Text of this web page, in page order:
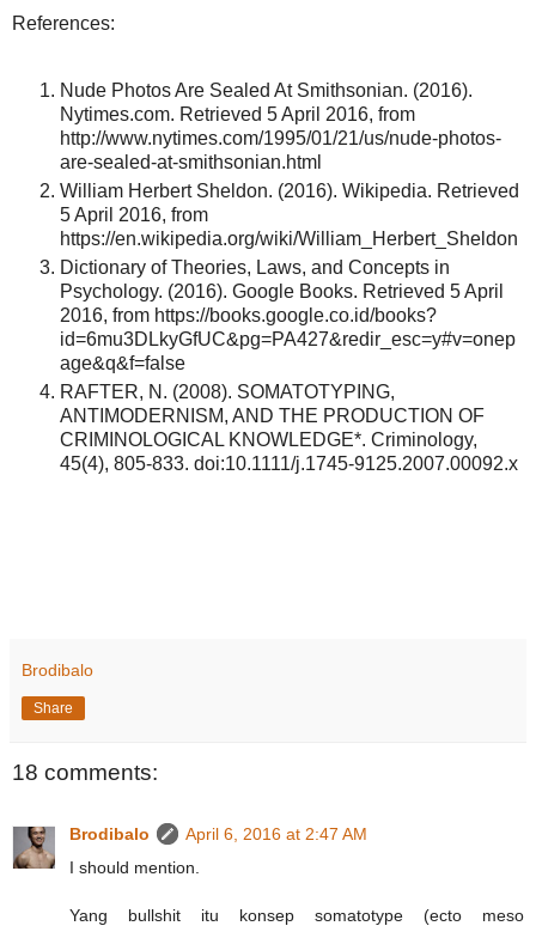
References:
Nude Photos Are Sealed At Smithsonian. (2016).
Nytimes.com. Retrieved 5 April 2016, from
http://www.nytimes.com/1995/01/21/us/nude-photos-
are-sealed-at-smithsonian.html
William Herbert Sheldon. (2016). Wikipedia. Retrieved
5 April 2016, from
https://en.wikipedia.org/wiki/William_Herbert_Sheldon
Dictionary of Theories, Laws, and Concepts in
Psychology. (2016). Google Books. Retrieved 5 April
2016, from https://books.google.co.id/books?
id=6mu3DLkyGfUC&pg=PA427&redir_esc=y#v=onep
age&q&f=false
RAFTER, N. (2008). SOMATOTYPING,
ANTIMODERNISM, AND THE PRODUCTION OF
CRIMINOLOGICAL KNOWLEDGE*. Criminology,
45(4), 805-833. doi:10.1111/j.1745-9125.2007.00092.x
Brodibalo
Share
18 comments:
Brodibalo
April 6, 2016 at 2:47 AM
I should mention.
Yang bullshit itu konsep somatotype (ecto meso